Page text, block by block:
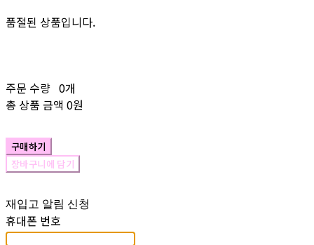
품절된 상품입니다.
주문 수량 0개
총 상품 금액 0원
구매하기
장바구니에 담기
재입고 알림 신청
휴대폰 번호